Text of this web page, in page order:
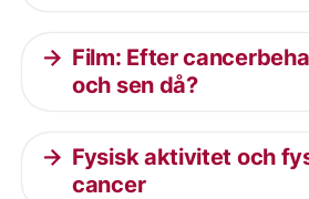
Film: Efter
och sen då?
Fysisk aktivitet och
cancer